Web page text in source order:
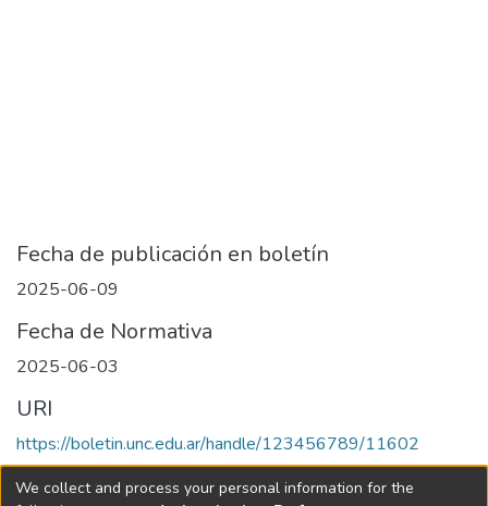
Fecha de publicación en boletín
2025-06-09
Fecha de Normativa
2025-06-03
URI
https://boletin.unc.edu.ar/handle/123456789/11602
Collections
We collect and process your personal information for the